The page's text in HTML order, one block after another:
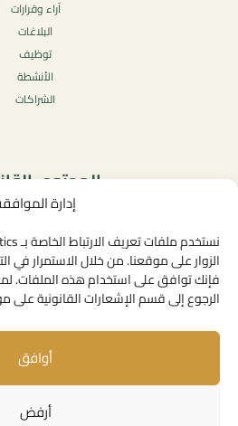
إدارة
الزوار على موقعنا. من خلال الاستمرار في
فإنك توافق على استخدام هذه الملفات.
الرجوع إلى قسم الإشعارات القانونية على
أوافق
أرفض
آراء وقرارات
البلاغات
توظيف
الأنشطة
الشراكات
المحتوى
سياسة
شروط الاستخدام
الإشعارات
سياسة ملفات تعريف
روابط مفيدة
الإتصال بنا
المهام